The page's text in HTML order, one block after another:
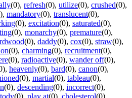
(0), refresh(0), utilize(0), crushed(0),
, mandatory(0), translucent(0),
(0), excitation(0), saturated(0),
(0), monarchy(0), premature(0),
(0), daddy(0), cox(0), straw(0),
(0), charming(0), recruitment(0),
(0), radioactive(0), wander off(0),
, heavenly(0), bard(0), canon(0),
(0), martial(0), tableau(0),
(0), descending(0), incorrect(0),